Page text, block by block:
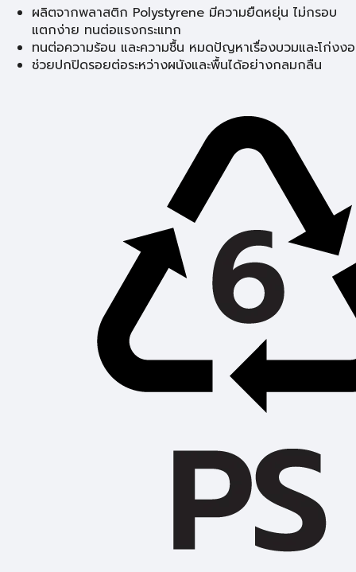
ผลิตจากพลาสติก Polystyrene มีความยืดหยุ่น ไม่กรอบ
แตกง่าย ทนต่อแรงกระแทก
ทนต่อความร้อน และความชื้น หมดปัญหาเรื่องบวมและโก่งงอ
ช่วยปกปิดรอยต่อระหว่างผนังและพื้นได้อย่างกลมกลืน